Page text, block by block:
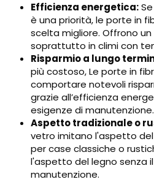
Efficienza energetica:
è una priorità, le porte in
scelta migliore. Offrono
soprattutto in climi con
Risparmio a lungo
più costoso, Le porte in
comportare notevoli
grazie all’efficienza
esigenze di manutenzione.
Aspetto tradizionale o
vetro imitano l'aspetto
per case classiche o
l'aspetto del legno senza
manutenzione.